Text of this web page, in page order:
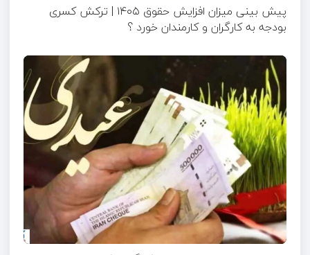
پیش بینی میزان افزایش حقوق ۱۴۰۵ | ترکش کسری
بودجه به کارگران و کارمندان خورد ؟